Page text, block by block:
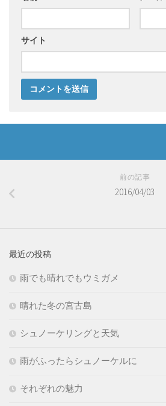
サイト
前の記事
2016/04/03
最近の投稿
雨でも晴れでもウミガメ
晴れた冬の宮古島
シュノーケリングと天気
雨がふったらシュノーケルに
それぞれの魅力